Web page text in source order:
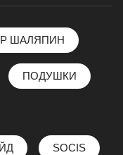
ШАЛЯПИН
ПОДУШКИ
SOCIS